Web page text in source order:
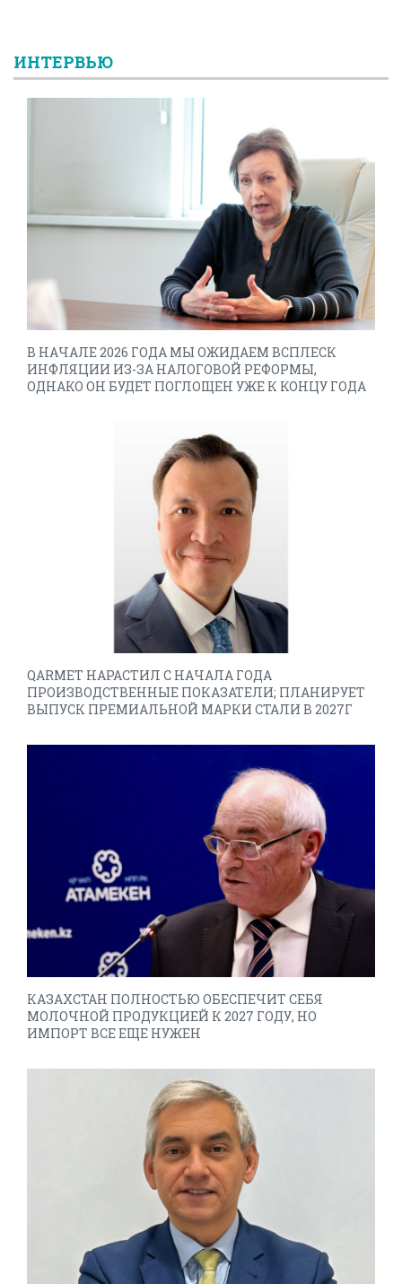
ИНТЕРВЬЮ
В НАЧАЛЕ 2026 ГОДА МЫ ОЖИДАЕМ ВСПЛЕСК
ИНФЛЯЦИИ ИЗ-ЗА НАЛОГОВОЙ РЕФОРМЫ,
ОДНАКО ОН БУДЕТ ПОГЛОЩЕН УЖЕ К КОНЦУ ГОДА
QARMET НАРАСТИЛ С НАЧАЛА ГОДА
ПРОИЗВОДСТВЕННЫЕ ПОКАЗАТЕЛИ; ПЛАНИРУЕТ
ВЫПУСК ПРЕМИАЛЬНОЙ МАРКИ СТАЛИ В 2027Г
КАЗАХСТАН ПОЛНОСТЬЮ ОБЕСПЕЧИТ СЕБЯ
МОЛОЧНОЙ ПРОДУКЦИЕЙ К 2027 ГОДУ, НО
ИМПОРТ ВСЕ ЕЩЕ НУЖЕН